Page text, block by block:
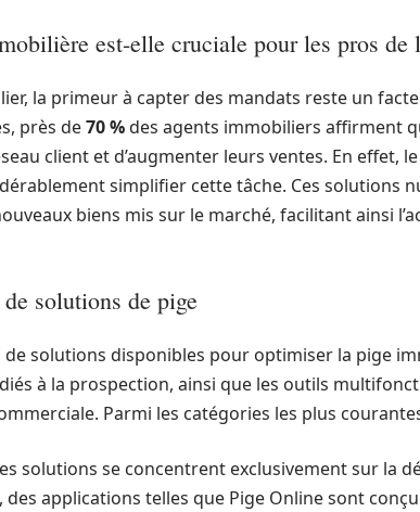
est-elle cruciale pour les pros de
la primeur à capter des mandats reste un
près de70 %des agents immobiliers affirment
client et d’augmenter leurs ventes. En effet,
simplifier cette tâche. Ces solutions
biens mis sur le marché, facilitant ainsi
solutions de pige
de solutions disponibles pour optimiser la pige
à la prospection, ainsi que les outils
Parmi les catégories les plus
solutions se concentrent exclusivement sur la
des applications telles que Pige Online sont